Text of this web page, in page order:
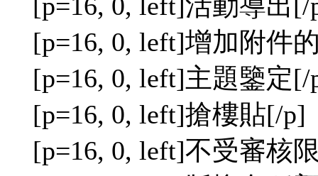
[p=16, 0, left]增加附件
[p=16, 0, left]主題鑒定[/
[p=16, 0, left]搶樓貼[/p]
[p=16, 0, left]不受審核